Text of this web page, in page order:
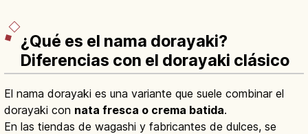
¿Qué es el nama dorayaki?
Diferencias con el dorayaki clásico
El nama dorayaki es una variante que suele combinar el
dorayaki con nata fresca o crema batida.
En las tiendas de wagashi y fabricantes de dulces, se